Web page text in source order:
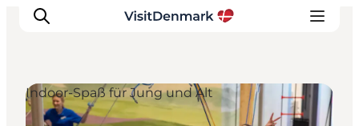
Indoor-Spaß für Jung und Alt